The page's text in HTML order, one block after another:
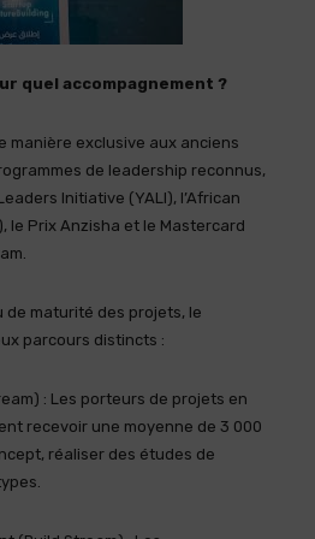
quel accompagnement ?
manière exclusive aux anciens
de leadership reconnus,
Initiative (YALI), l’African
le Prix Anzisha et le Mastercard
de maturité des projets, le
parcours distincts :
: Les porteurs de projets en
recevoir une moyenne de 3 000
réaliser des études de